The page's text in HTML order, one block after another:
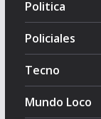
Politica
Policiales
Tecno
Mundo Loco